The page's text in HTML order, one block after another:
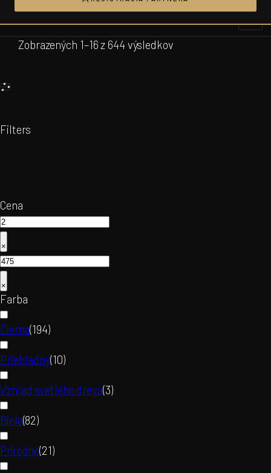
Prejsť
na
obsah
Zobrazených 1–16 z 644 výsledkov
Filters
Cena
×
×
Farba
Čierna(194)
Priehľadný(10)
Vzhľad svetlého dreva(3)
Biela(82)
Prírodné(21)